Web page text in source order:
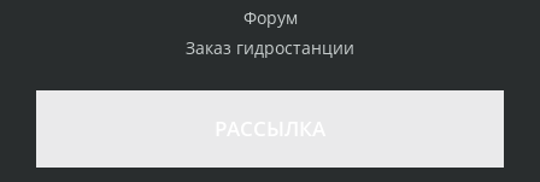
Форум
Заказ гидростанции